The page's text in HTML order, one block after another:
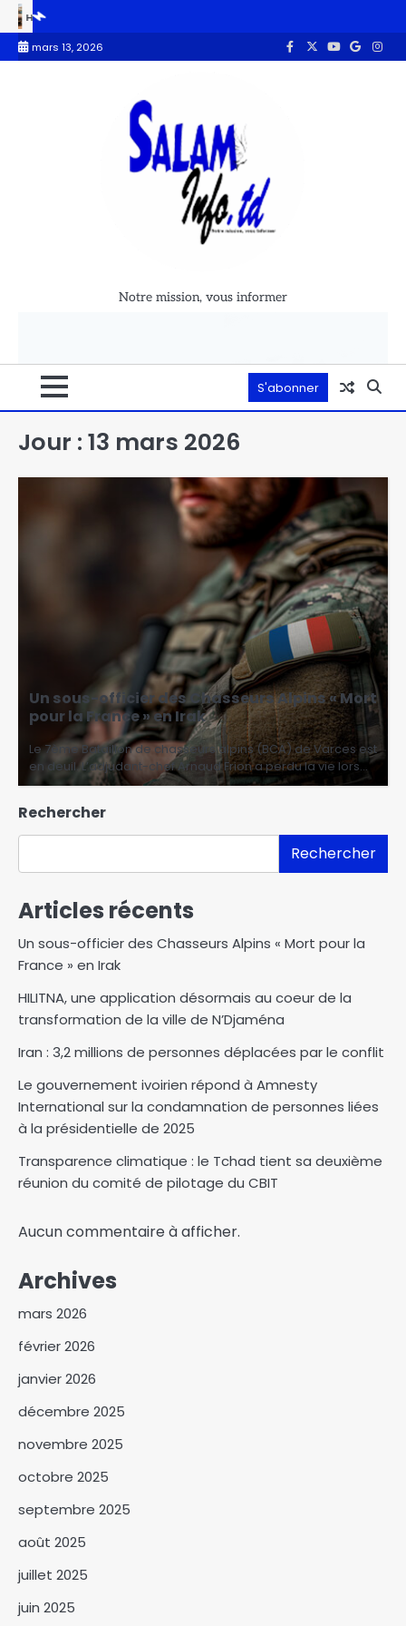
une application désormais au coeur de la transformation de la ville
mars 13, 2026
Notre mission, vous informer
S'abonner
Jour :13 mars 2026
Un sous-officier des Chasseurs Alpins « Mort
pour la France » en Irak
Le 7ème Bataillon de chasseurs alpins (BCA) de Varces est
en deuil. L’adjudant-chef Arnaud Frion a perdu la vie lors…
Rechercher
Rechercher
Articles récents
Un sous-officier des Chasseurs Alpins « Mort pour la
France » en Irak
HILITNA, une application désormais au coeur de la
transformation de la ville de N’Djaména
Iran : 3,2 millions de personnes déplacées par le conflit
Le gouvernement ivoirien répond à Amnesty
International sur la condamnation de personnes liées
à la présidentielle de 2025
Transparence climatique : le Tchad tient sa deuxième
réunion du comité de pilotage du CBIT
Aucun commentaire à afficher.
Archives
mars 2026
février 2026
janvier 2026
décembre 2025
novembre 2025
octobre 2025
septembre 2025
août 2025
juillet 2025
juin 2025